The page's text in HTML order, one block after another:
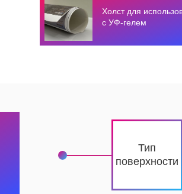
Холст для
с УФ-гелем
Тип
поверхности